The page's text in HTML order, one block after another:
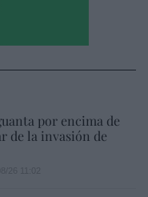
por encima de
de la invasión de